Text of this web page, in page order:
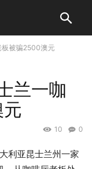
板被骗2500澳元
兰一咖
0
10
利亚昆士兰州一家